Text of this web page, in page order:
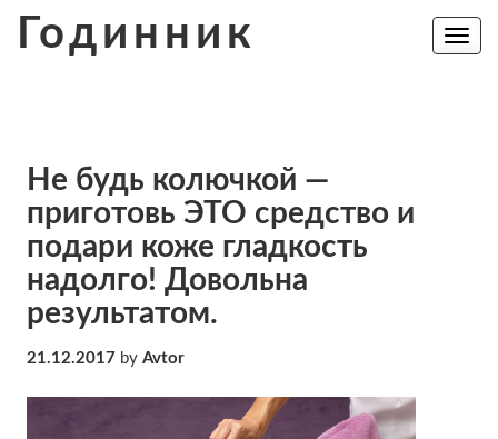
Годинник
Toggle
Не будь колючкой —
приготовь ЭТО средство и
подари коже гладкость
надолго! Довольна
результатом.
21.12.2017 by Avtor